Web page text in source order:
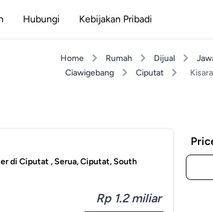
Hubungi Kebijakan Pribadi
Home Rumah Dijual
Ciawigebang
Ciputat
di Ciputat , Serua, Ciputat, South
Rp 1.2 miliar